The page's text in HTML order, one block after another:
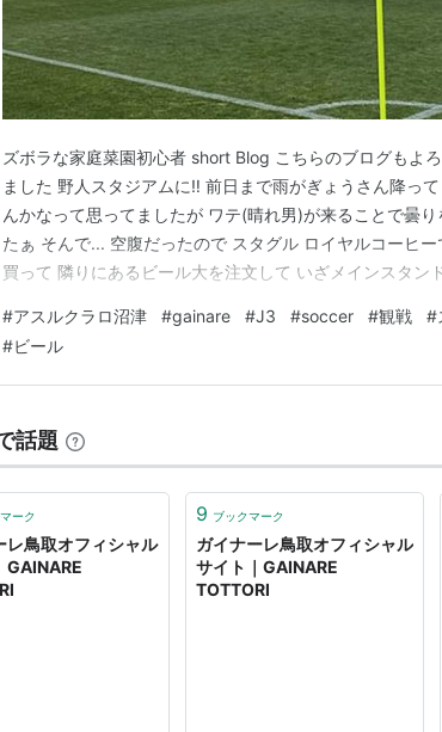
ズボラな家庭菜園初心者 short Blog こちらのブログもよ
ました 野人スタジアムに‼ 前日まで雨がぎょうさん降っ
んかなって思ってましたが ワテ(晴れ男)が来ることで曇
たぁ そんで... 空腹だったので スタグル ロイヤルコーヒ
買って 隣りにあるビール大を注文して いざメインスタン
手居てませんけど... もしかして... まだ鼻毛がオーバーラ
#アスルクラロ沼津 #gainare #J3 #soccer #観戦 #
#ビール
話題
ーク
レ鳥取オフィシャル
GAINARE
9 ブックマーク
ガイナーレ鳥取オフィシャル
サイト｜GAINARE
TOTTORI